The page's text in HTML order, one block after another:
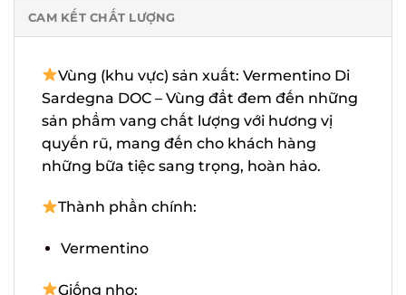
CAM KẾT CHẤT LƯỢNG
Vùng (khu vực) sản xuất: Vermentino Di
Sardegna DOC – Vùng đẩt đem đến
những sản phẩm vang chất lượng với
hương vị quyến rũ, mang đến cho khách
hàng những bữa tiệc sang trọng, hoàn